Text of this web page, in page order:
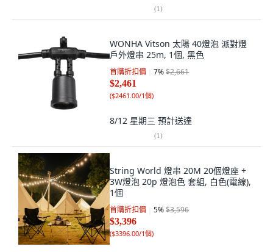
(1)
WONHA Vitson 太陽 40燈泡 派對燈
戶外燈串 25m, 1個, 黑色
首購折扣價 7%$2,661
$2,461
($2461.00/1個)
8/12 星期三 預計送達
(1)
String World 燈串 20M 20個燈座 +
3W燈泡 20p 燈泡色 套組, 白色(電線),
1個
首購折扣價 5%$3,596
$3,396
($3396.00/1個)